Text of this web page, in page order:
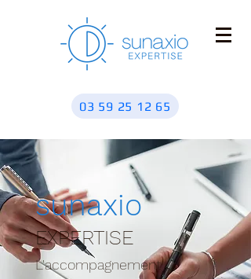
03 59 25 12 65
sunaxio
EXPERTISE
L'accompagnement